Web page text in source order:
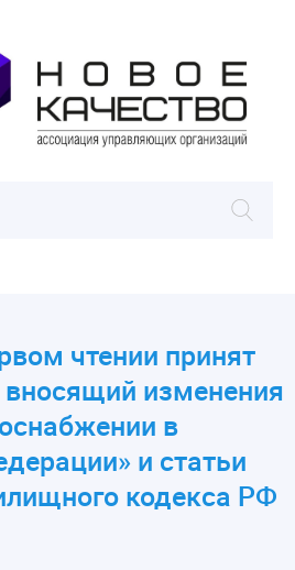
чтении принят
вносящий изменения
в
и статьи
кодекса РФ